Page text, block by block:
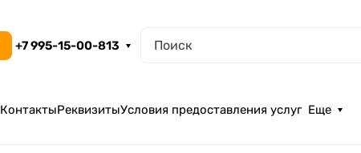
+7 995-15-00-813
КонтактыРеквизитыУсловия предоставления услуг Еще